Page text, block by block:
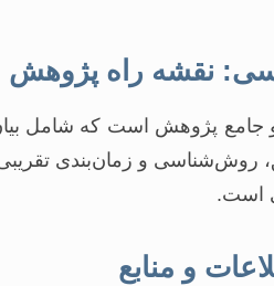
و جامع پژوهش است که شامل
روش‌شناسی و زمان‌بندی تقریبی
است.